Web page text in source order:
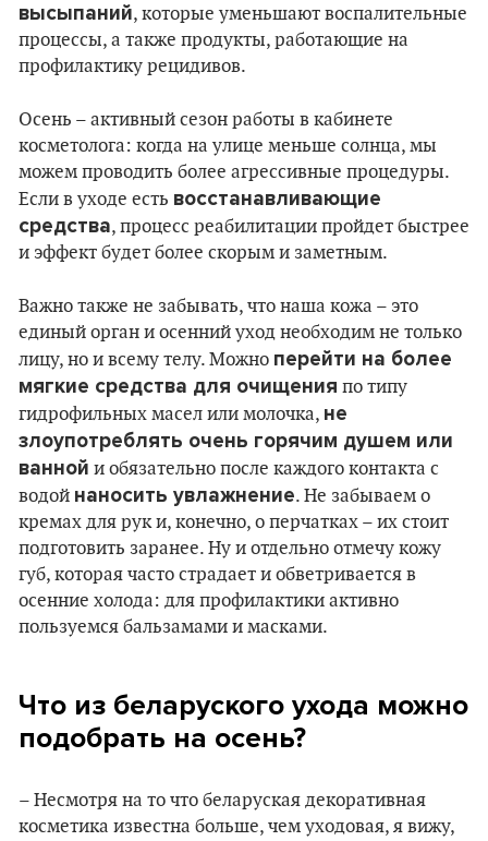
высыпаний, которые уменьшают воспалительные
процессы, а также продукты, работающие на
профилактику рецидивов.
Осень – активный сезон работы в кабинете
косметолога: когда на улице меньше солнца, мы
можем проводить более агрессивные процедуры.
Если в уходе есть восстанавливающие
средства, процесс реабилитации пройдет быстрее
и эффект будет более скорым и заметным.
Важно также не забывать, что наша кожа – это
единый орган и осенний уход необходим не только
лицу, но и всему телу. Можно перейти на более
мягкие средства для очищения по типу
гидрофильных масел или молочка, не
злоупотреблять очень горячим душем или
ванной и обязательно после каждого контакта с
водой наносить увлажнение. Не забываем о
кремах для рук и, конечно, о перчатках – их стоит
подготовить заранее. Ну и отдельно отмечу кожу
губ, которая часто страдает и обветривается в
осенние холода: для профилактики активно
пользуемся бальзамами и масками.
Что из беларуского ухода можно
подобрать на осень?
– Несмотря на то что беларуская декоративная
косметика известна больше, чем уходовая, я вижу,